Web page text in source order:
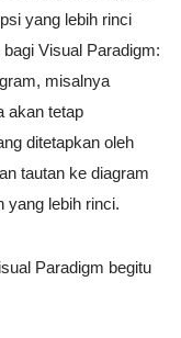
yang lebih rinci
Visual Paradigm:
misalnya
akan tetap
ditetapkan oleh
tautan ke diagram
yang lebih rinci.
Paradigm begitu